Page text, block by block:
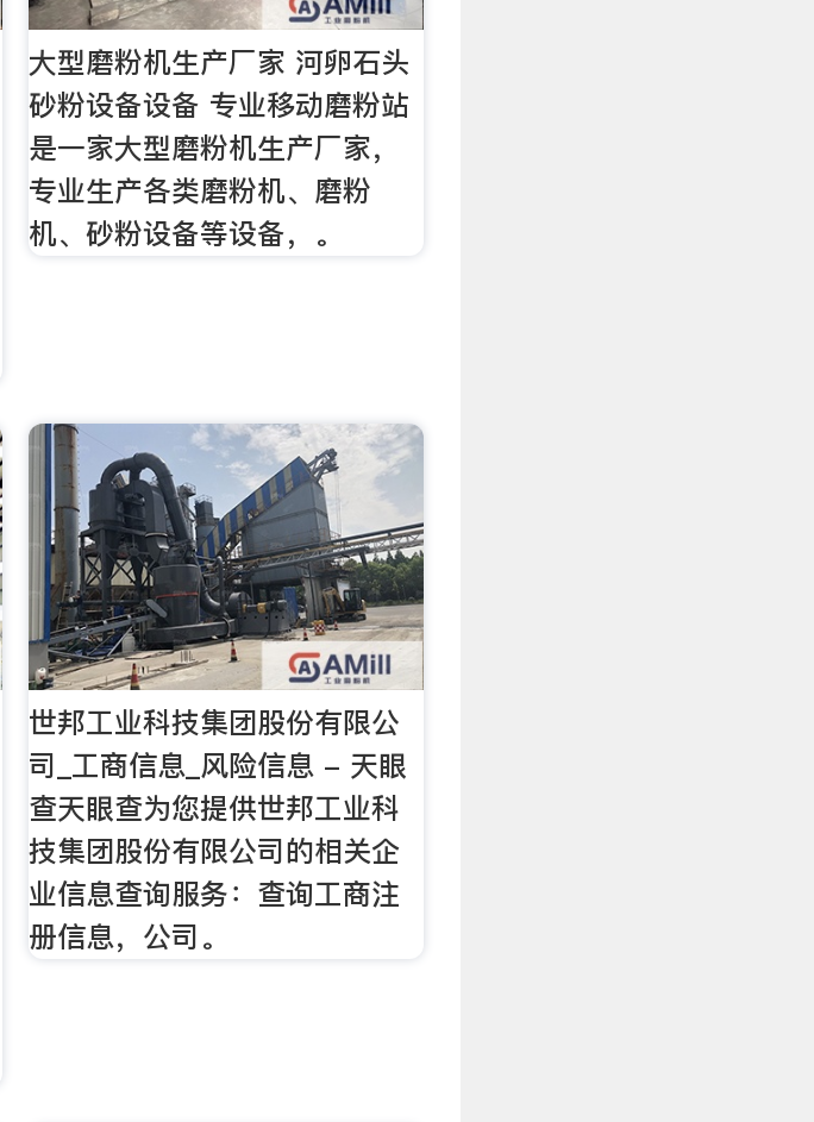
大型磨粉机生产厂家 河卵石头
砂粉设备设备 专业移动磨粉站
是一家大型磨粉机生产厂家，
专业生产各类磨粉机、磨粉
机、砂粉设备等设备，。
世邦工业科技集团股份有限公
司_工商信息_风险信息 - 天眼
查天眼查为您提供世邦工业科
技集团股份有限公司的相关企
业信息查询服务：查询工商注
册信息，公司。